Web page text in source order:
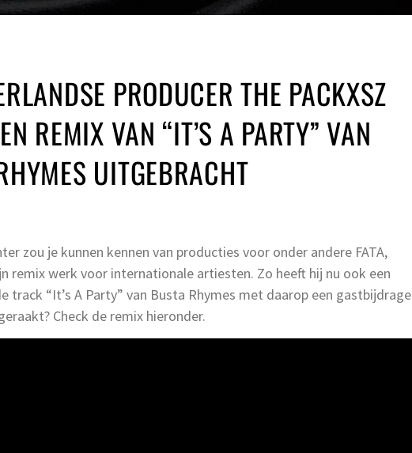
PRODUCER THE PACKXSZ
REMIX VAN “IT’S A PARTY” VAN
UITGEBRACHT
zou je kunnen kennen van producties voor onder andere FATA,
remix werk voor internationale artiesten. Zo heeft hij nu ook een
track “It’s A Party” van Busta Rhymes met daarop een gastbijdrage
Check de remix hieronder.